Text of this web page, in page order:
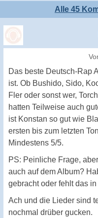
Alle 45
Das beste Deutsch-Rap
ist. Ob Bushido, Sido,
Fler oder sonst wer,
hatten Teilweise auch
ist Konstan so gut wie
ersten bis zum letzten
Mindestens 5/5.
PS: Peinliche Frage,
auch auf dem Album?
gebracht oder fehlt das
Ach und die Lieder sind
nochmal drüber gucken.